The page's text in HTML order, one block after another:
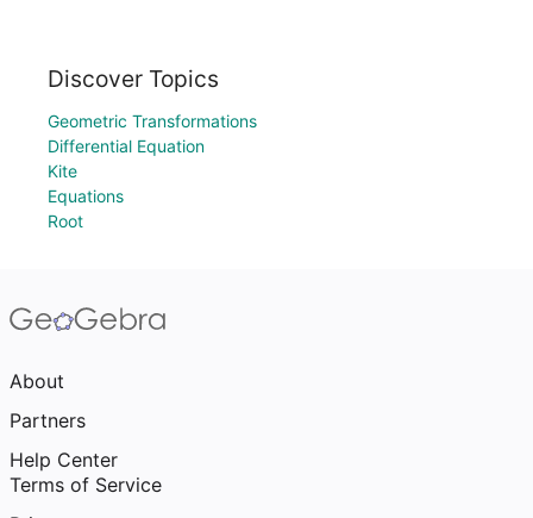
Discover Topics
Geometric Transformations
Differential Equation
Kite
Equations
Root
About
Partners
Help Center
Terms of Service